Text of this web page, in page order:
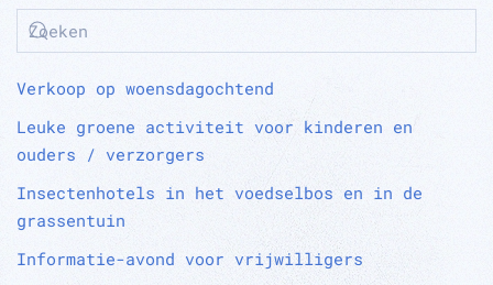
Verkoop op woensdagochtend
Leuke groene activiteit voor kinderen en
ouders / verzorgers
Insectenhotels in het voedselbos en in de
grassentuin
Informatie-avond voor vrijwilligers